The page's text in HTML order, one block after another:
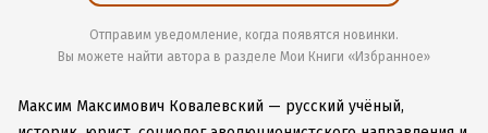
Отправим уведомление, когда появятся новинки.
Вы можете найти автора в разделе Мои Книги «Избранное»
Максим Максимович Ковалевский — русский учёный,